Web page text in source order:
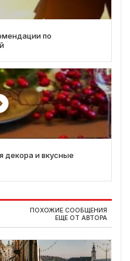
по
декора и вкусные
ПОХОЖИЕ СООБЩЕНИЯ
ЕЩЕ ОТ АВТОРА